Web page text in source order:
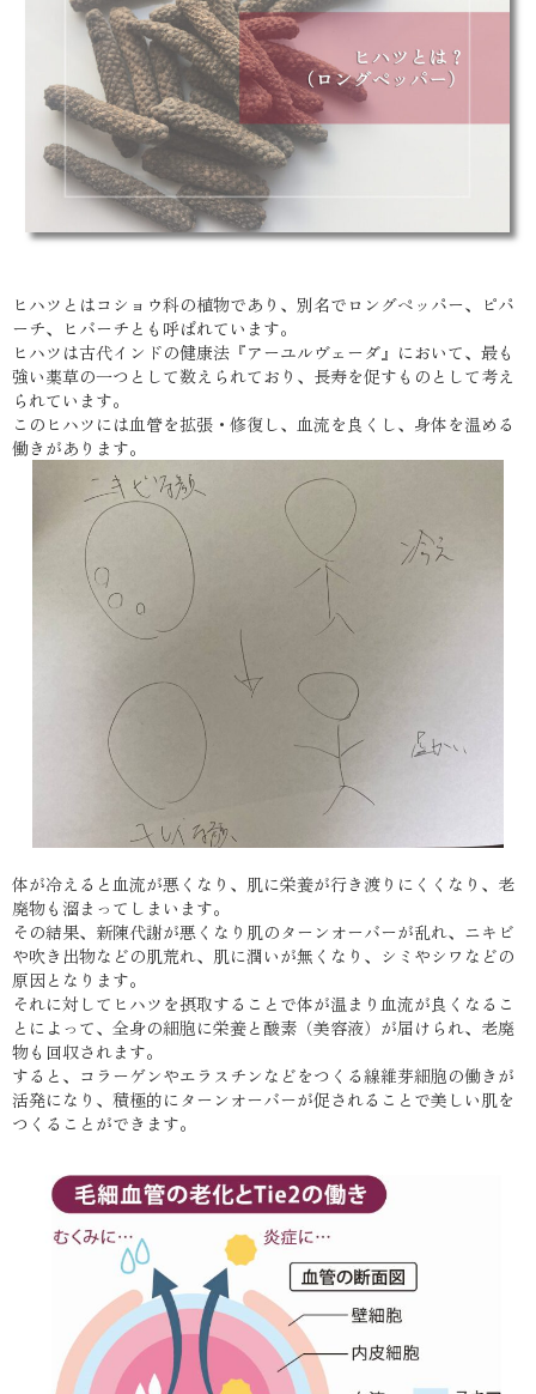
ヒハツとはコショウ科の植物であり、別名でロングペッパー、ピパ
ーチ、ヒバーチとも呼ばれています。
ヒハツは古代インドの健康法『アーユルヴェーダ』において、最も
強い薬草の一つとして数えられており、長寿を促すものとして考え
られています。
このヒハツには血管を拡張・修復し、血流を良くし、身体を温める
働きがあります。
体が冷えると血流が悪くなり、肌に栄養が行き渡りにくくなり、老
廃物も溜まってしまいます。
その結果、新陳代謝が悪くなり肌のターンオーバーが乱れ、ニキビ
や吹き出物などの肌荒れ、肌に潤いが無くなり、シミやシワなどの
原因となります。
それに対してヒハツを摂取することで体が温まり血流が良くなるこ
とによって、全身の細胞に栄養と酸素（美容液）が届けられ、老廃
物も回収されます。
すると、コラーゲンやエラスチンなどをつくる線維芽細胞の働きが
活発になり、積極的にターンオーバーが促されることで美しい肌を
つくることができます。